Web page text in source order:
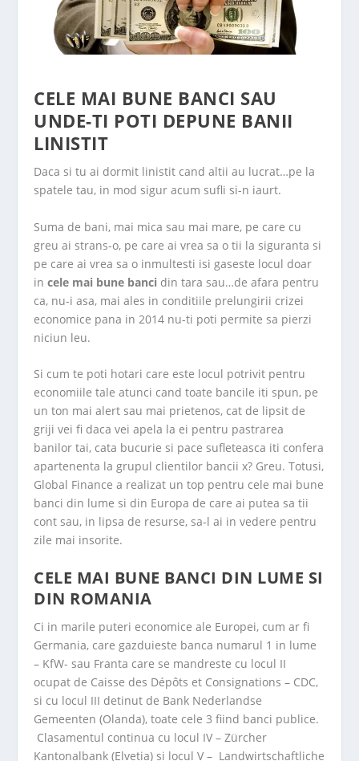
CELE MAI BUNE BANCI SAU
UNDE-TI POTI DEPUNE BANII
LINISTIT
Daca si tu ai dormit linistit cand altii au lucrat…pe la
spatele tau, in mod sigur acum sufli si-n iaurt.
Suma de bani, mai mica sau mai mare, pe care cu
greu ai strans-o, pe care ai vrea sa o tii la siguranta si
pe care ai vrea sa o inmultesti isi gaseste locul doar
incele mai bune banci din tara sau…de afara pentru
ca, nu-i asa, mai ales in conditiile prelungirii crizei
economice pana in 2014 nu-ti poti permite sa pierzi
niciun leu.
Si cum te poti hotari care este locul potrivit pentru
economiile tale atunci cand toate bancile iti spun, pe
un ton mai alert sau mai prietenos, cat de lipsit de
griji vei fi daca vei apela la ei pentru pastrarea
banilor tai, cata bucurie si pace sufleteasca iti confera
apartenenta la grupul clientilor bancii x? Greu. Totusi,
Global Finance a realizat un top pentru cele mai bune
banci din lume si din Europa de care ai putea sa tii
cont sau, in lipsa de resurse, sa-l ai in vedere pentru
zile mai insorite.
CELE MAI BUNE BANCI DIN LUME SI
DIN ROMANIA
Ci in marile puteri economice ale Europei, cum ar fi
Germania, care gazduieste banca numarul 1 in lume
– KfW- sau Franta care se mandreste cu locul II
ocupat de Caisse des Dépôts et Consignations – CDC,
si cu locul III detinut de Bank Nederlandse
Gemeenten (Olanda), toate cele 3 fiind banci publice.
Clasamentul continua cu locul IV – Zürcher
Kantonalbank (Elvetia) si locul V – Landwirtschaftliche